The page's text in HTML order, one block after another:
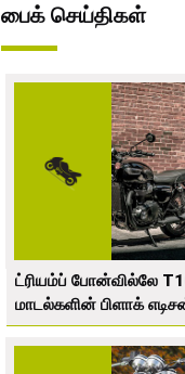
பைக் செய்திகள்
ட்ரியம்ப் போன்வில்லே
மாடல்களின் பிளாக்